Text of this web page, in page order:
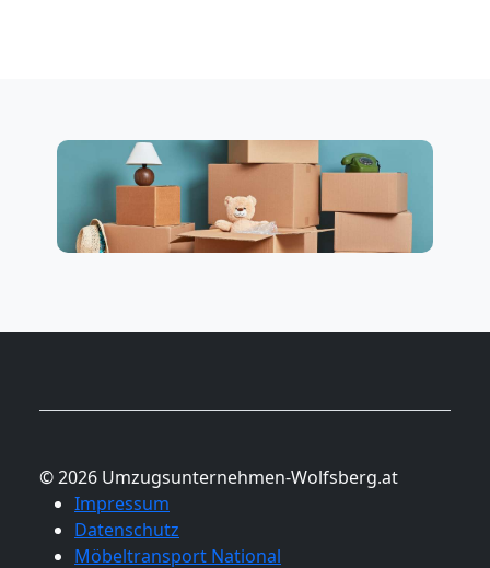
© 2026 Umzugsunternehmen-Wolfsberg.at
Impressum
Datenschutz
Möbeltransport National